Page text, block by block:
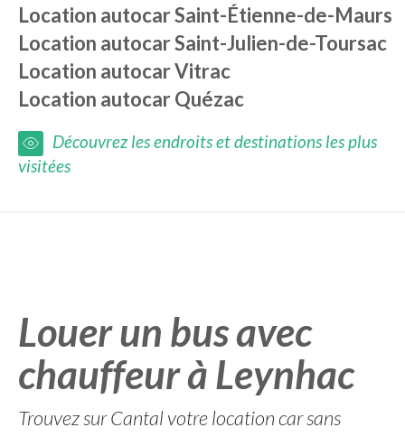
Location autocarSaint-Étienne-de-Maurs
Location autocarSaint-Julien-de-Toursac
Location autocarVitrac
Location autocarQuézac
Découvrez les endroits et destinations les plus
visitées
Louer un bus avec
chauffeur à Leynhac
Trouvez sur Cantal votre location car sans